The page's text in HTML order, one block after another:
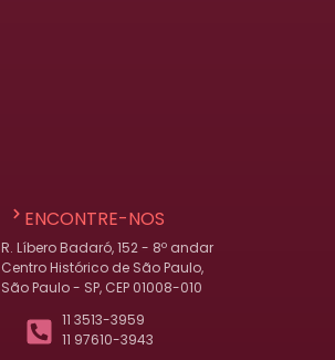
ENCONTRE-NOS
R. Líbero Badaró, 152 - 8º andar
Centro Histórico de São Paulo,
São Paulo - SP, CEP 01008-010
11 3513-3959
11 97610-3943